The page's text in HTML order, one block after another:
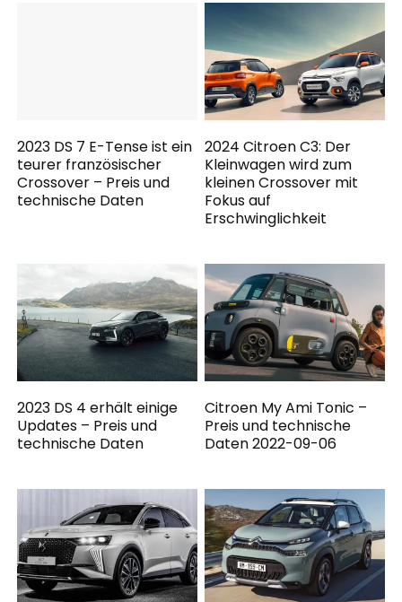
2023 DS 7 E-Tense ist ein
teurer französischer
Crossover – Preis und
technische Daten
2024 Citroen C3: Der
Kleinwagen wird zum
kleinen Crossover mit
Fokus auf
Erschwinglichkeit
2023 DS 4 erhält einige
Updates – Preis und
technische Daten
Citroen My Ami Tonic –
Preis und technische
Daten 2022-09-06